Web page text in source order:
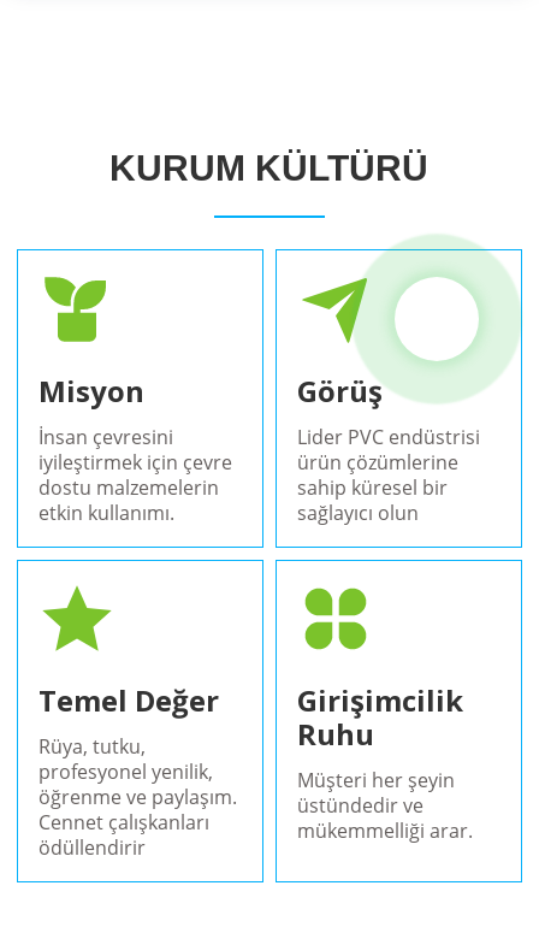
KURUM KÜLTÜRÜ
Misyon
İnsan çevresini
iyileştirmek için çevre
dostu malzemelerin
etkin kullanımı.
Görüş
Lider PVC endüstrisi
ürün çözümlerine
sahip küresel bir
sağlayıcı olun
Temel Değer
Rüya, tutku,
profesyonel yenilik,
öğrenme ve paylaşım.
Cennet çalışkanları
ödüllendirir
Girişimcilik
Ruhu
Müşteri her şeyin
üstündedir ve
mükemmelliği arar.